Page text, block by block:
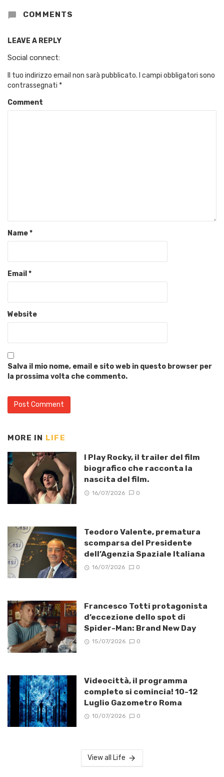
COMMENTS
LEAVE A REPLY
Social connect:
Il tuo indirizzo email non sarà pubblicato. I campi obbligatori sono
contrassegnati *
Comment
Name*
Email *
Website
Salva il mio nome, email e sito web in questo browser per
la prossima volta che commento.
MORE IN LIFE
I Play Rocky, il trailer del film
biografico che racconta la
nascita del film.
16/07/2026 0
Teodoro Valente, prematura
scomparsa del Presidente
dell’Agenzia Spaziale Italiana
16/07/2026 0
Francesco Totti protagonista
d’eccezione dello spot di
Spider-Man: Brand New Day
15/07/2026 0
Videocittà, il programma
completo si comincia! 10-12
Luglio Gazometro Roma
10/07/2026 0
View all Life